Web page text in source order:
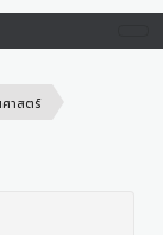
ศาสตร์